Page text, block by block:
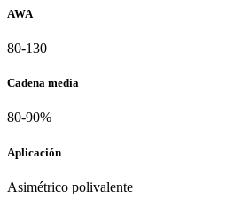
AWA
80-130
Cadena media
80-90%
Aplicación
Asimétrico polivalente